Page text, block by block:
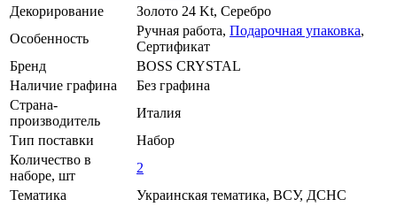
Декорирование
Золото 24 Kt, Серебро
Особенность
Ручная работа, Подарочная упаковка,
Сертификат
Бренд
BOSS CRYSTAL
Наличие графина
Без графина
Страна-
производитель
Италия
Тип поставки
Набор
Количество в
наборе, шт
2
Тематика
Украинская тематика, ВСУ, ДСНС